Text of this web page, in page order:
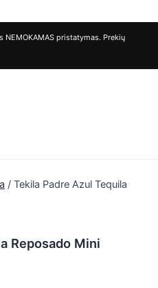
NEMOKAMAS pristatymas. Prekių
/ Tekila Padre Azul Tequila
Reposado Mini